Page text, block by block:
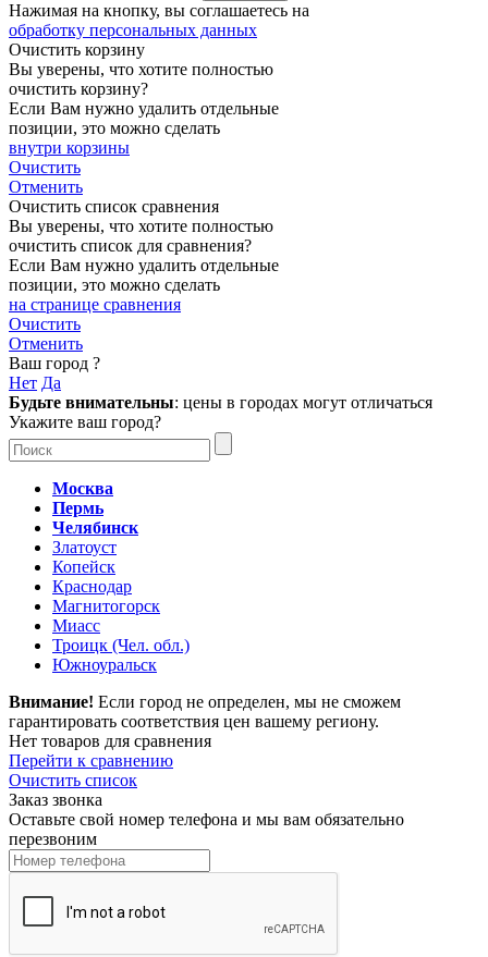
Нажимая на кнопку, вы соглашаетесь на
обработку персональных данных
Очистить корзину
Вы уверены, что хотите полностью
очистить корзину?
Если Вам нужно удалить отдельные
позиции, это можно сделать
внутри корзины
Очистить
Отменить
Очистить список сравнения
Вы уверены, что хотите полностью
очистить список для сравнения?
Если Вам нужно удалить отдельные
позиции, это можно сделать
на странице сравнения
Очистить
Отменить
Ваш город ?
Нет Да
Будьте внимательны: цены в городах могут отличаться
Укажите ваш город?
Москва
Пермь
Челябинск
Златоуст
Копейск
Краснодар
Магнитогорск
Миасс
Троицк (Чел. обл.)
Южноуральск
Внимание! Если город не определен, мы не сможем
гарантировать соответствия цен вашему региону.
Нет товаров для сравнения
Перейти к сравнению
Очистить список
Заказ звонка
Оставьте свой номер телефона и мы вам обязательно
перезвоним